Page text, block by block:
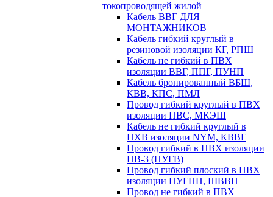
токопроводящей жилой
Кабель ВВГ ДЛЯ
МОНТАЖНИКОВ
Кабель гибкий круглый в
резиновой изоляции КГ, РПШ
Кабель не гибкий в ПВХ
изоляции ВВГ, ППГ, ПУНП
Кабель бронированный ВБШ,
КВВ, КПС, ПМЛ
Провод гибкий круглый в ПВХ
изоляции ПВС, МКЭШ
Кабель не гибкий круглый в
ПХВ изоляции NYM, КВВГ
Провод гибкий в ПВХ изоляции
ПВ-3 (ПУГВ)
Провод гибкий плоский в ПВХ
изоляции ПУГНП, ШВВП
Провод не гибкий в ПВХ